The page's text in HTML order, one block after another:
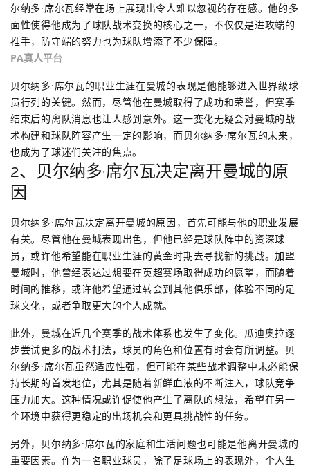
尔纳多·席尔瓦经常在场上展现出令人难以忽视的存在感。他的多
面性使得他成为了球队战术变换的核心之一，不仅仅是进攻端的
推手，防守端的努力也为球队增添了不少保障。
PA真人平台
贝尔纳多·席尔瓦的职业生涯在曼城的表现是他能够进入世界级球
员行列的关键。然而，尽管他在曼城取得了成功和荣誉，但赛季
结束后的离队消息也让人感到意外。这一变化无疑会对曼城的战
术构建和球队阵容产生一定的影响，而贝尔纳多·席尔瓦的未来，
也成为了球迷们关注的焦点。
2、贝尔纳多·席尔瓦决定离开曼城的原
因
贝尔纳多·席尔瓦决定离开曼城的原因，首先可能与他的职业发展
有关。尽管他在曼城表现出色，但他已经是球队阵中的资深球
员，或许他希望能在职业生涯的黄金时期去寻找新的挑战。加盟
曼城时，他曾经表达过想要在英超赛场取得成功的愿望，而随着
时间的推移，或许他希望通过转会到其他俱乐部，体验不同的足
球文化，或者争取更大的个人成就。
此外，曼城在近几个赛季的战术体系也发生了变化。瓜迪奥拉逐
步尝试更多的战术打法，球员的角色和位置有时会有所调整。贝
尔纳多·席尔瓦虽然适应性强，但可能在某些战术调整中未必能保
持长期的首发地位，尤其是随着新鲜血液的不断注入，球队竞争
压力加大。这种情况或许促使他产生了离队的想法，希望在另一
个环境中获得更稳定的出场机会和更具挑战性的任务。
另外，贝尔纳多·席尔瓦的家庭和生活问题也可能是他离开曼城的
重要因素。作为一名职业球员，除了足球场上的表现外，个人生